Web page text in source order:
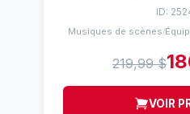
ID:
Musiques de scènes/
219,99 $
VOIR